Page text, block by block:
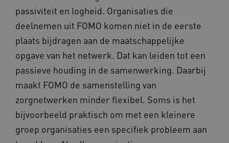
passiviteit en logheid. Organisaties die
deelnemen uit FOMO komen niet in de eerste
plaats bijdragen aan de maatschappelijke
opgave van het netwerk. Dat kan leiden tot een
passieve houding in de samenwerking. Daarbij
maakt FOMO de samenstelling van
zorgnetwerken minder flexibel. Soms is het
bijvoorbeeld praktisch om met een kleinere
groep organisaties een specifiek probleem aan